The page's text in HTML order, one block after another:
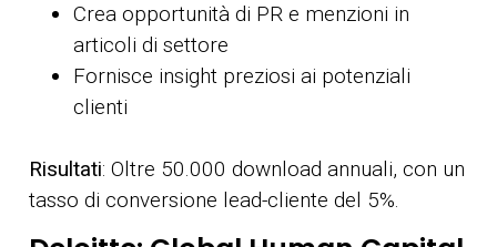
Crea opportunità di PR e menzioni in
articoli di settore
Fornisce insight preziosi ai potenziali
clienti
Risultati: Oltre 50.000 download annuali, con un
tasso di conversione lead-cliente del 5%.